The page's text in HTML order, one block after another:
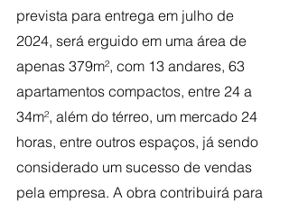
prevista para entrega em julho de
2024, será erguido em uma área de
apenas 379m², com 13 andares, 63
apartamentos compactos, entre 24 a
34m², além do térreo, um mercado 24
horas, entre outros espaços, já sendo
considerado um sucesso de vendas
pela empresa. A obra contribuirá para